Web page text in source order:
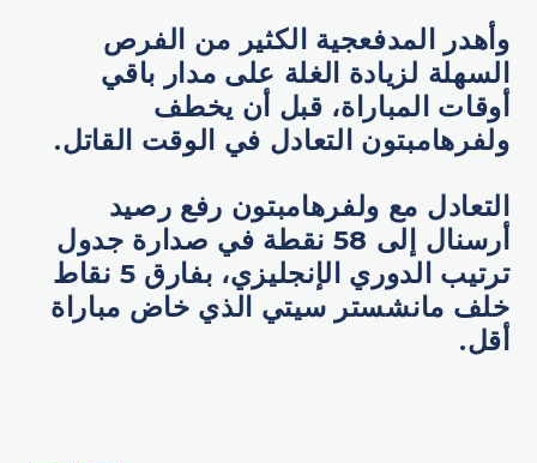
وأهدر المدفعجية الكثير من الفرص
السهلة لزيادة الغلة على مدار باقي
أوقات المباراة، قبل أن يخطف
ولفرهامبتون التعادل في الوقت القاتل.
التعادل مع ولفرهامبتون رفع رصيد
أرسنال إلى 58 نقطة في صدارة جدول
ترتيب الدوري الإنجليزي، بفارق 5 نقاط
خلف مانشستر سيتي الذي خاض مباراة
أقل.